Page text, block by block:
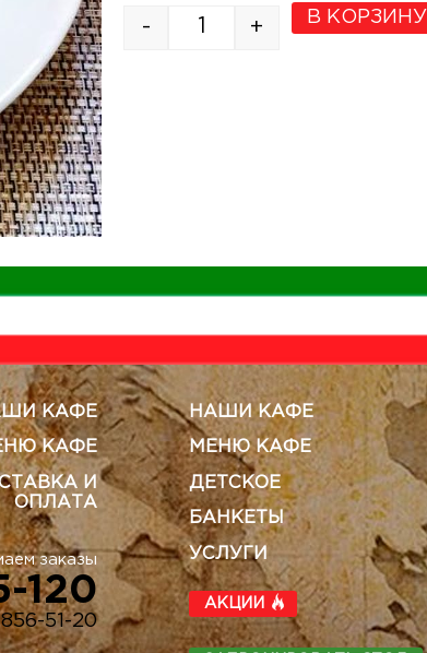
- + В КОРЗИНУ
КАФЕ
КАФЕ
И
ОПЛАТА
заказы
120
51-20
НАШИ КАФЕ
МЕНЮ КАФЕ
ДЕТСКОЕ
БАНКЕТЫ
УСЛУГИ
АКЦИИ